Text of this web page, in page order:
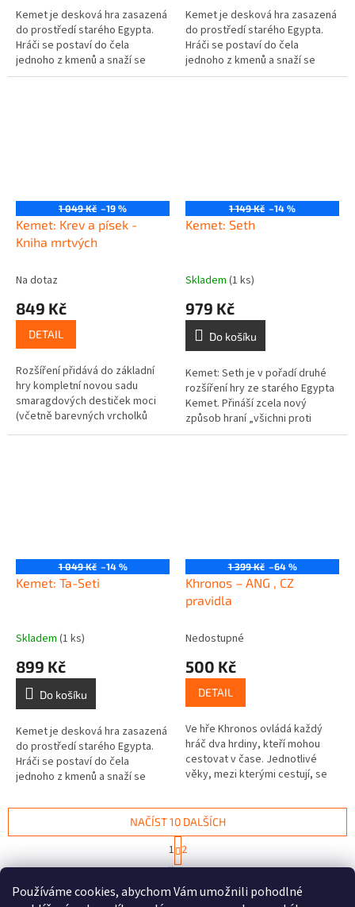
Používáme cookies, abychom Vám umožnili pohodlné
Kemet je desková hra zasazená
do prostředí starého Egypta.
Hráči se postaví do čela
jednoho z kmenů a snaží se
zabírat ta nejlepší území,
Kemet je desková hra zasazená
do prostředí starého Egypta.
Hráči se postaví do čela
jednoho z kmenů a snaží se
zabírat ta nejlepší území,
1 049 Kč –19 %
Kemet: Krev a písek -
Kniha mrtvých
Na dotaz
849 Kč
DETAIL
Rozšíření přidává do základní
hry kompletní novou sadu
smaragdových destiček moci
(včetně barevných vrcholků
pyramid) a nový element bodů
1 149 Kč –14 %
Kemet: Seth
Skladem (1 ks)
979 Kč
Do košíku
Kemet: Seth je v pořadí druhé
rozšíření hry ze starého Egypta
Kemet. Přináší zcela nový
způsob hraní „všichni proti
jednomu“, kdy se jeden hráč
1 049 Kč –14 %
Kemet: Ta-Seti
Skladem (1 ks)
899 Kč
Do košíku
Kemet je desková hra zasazená
do prostředí starého Egypta.
Hráči se postaví do čela
jednoho z kmenů a snaží se
získávat vhodné technologie,
1 399 Kč –64 %
Khronos – ANG , CZ
pravidla
Nedostupné
500 Kč
DETAIL
Ve hře Khronos ovládá každý
hráč dva hrdiny, kteří mohou
cestovat v čase. Jednotlivé
věky, mezi kterými cestují, se
Reason (Rozum). Snaží...
O
l
NAČÍST 10 DALŠÍCH
S
t
r
á
n
1 2
28položek celkem
NAHORU